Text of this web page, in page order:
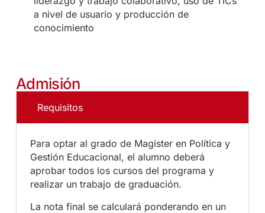
a nivel de usuario y producción de
conocimiento
Admisión
Requisitos
Para optar al grado de Magíster en Política y
Gestión Educacional, el alumno deberá
aprobar todos los cursos del programa y
realizar un trabajo de graduación.
La nota final se calculará ponderando en un